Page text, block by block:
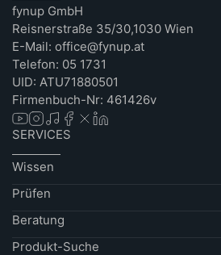
fynup GmbH
Reisnerstraße 35/30,1030 Wien
E-Mail: office@fynup.at
Telefon: 05 1731
UID: ATU71880501
Firmenbuch-Nr: 461426v
SERVICES
Wissen
Prüfen
Beratung
Produkt-Suche